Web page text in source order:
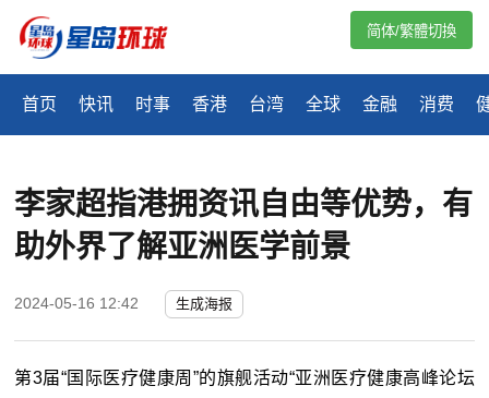
首页 快讯 时事 香港 台湾 全球 金融 消费
简体/繁體切換
李家超指港拥资讯自由等优势，有
助外界了解亚洲医学前景
2024-05-16 12:42 生成海报
第3届“国际医疗健康周”的旗舰活动“亚洲医疗健康高峰论坛